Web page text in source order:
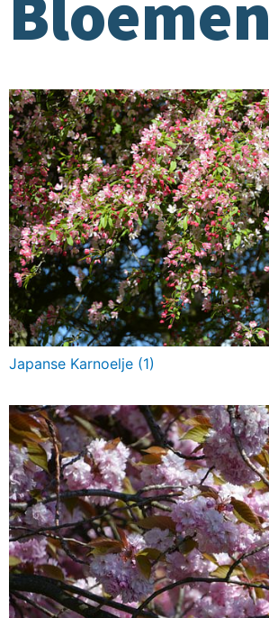
Japanse Karnoelje (1)